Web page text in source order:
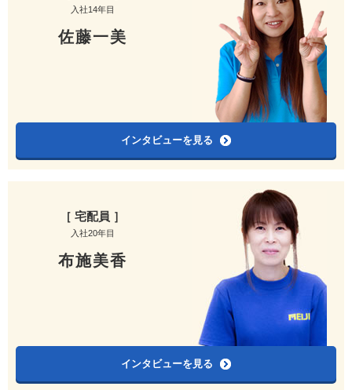
入社14年目
佐藤一美
インタビューを見る
［ 宅配員 ］
入社20年目
布施美香
インタビューを見る